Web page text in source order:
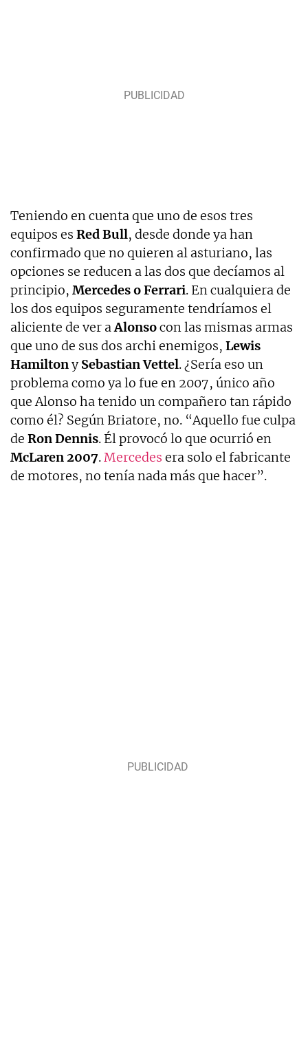
Teniendo en cuenta que uno de esos tres
equipos es Red Bull, desde donde ya han
confirmado que no quieren al asturiano, las
opciones se reducen a las dos que decíamos al
principio, Mercedes o Ferrari. En cualquiera de
los dos equipos seguramente tendríamos el
aliciente de ver aAlonsocon las mismas armas
que uno de sus dos archi enemigos, Lewis
HamiltonySebastian Vettel. ¿Sería eso un
problema como ya lo fue en 2007, único año
que Alonso ha tenido un compañero tan rápido
como él? Según Briatore, no. “Aquello fue culpa
de Ron Dennis. Él provocó lo que ocurrió en
McLaren 2007.Mercedes era solo el fabricante
de motores, no tenía nada más que hacer”.